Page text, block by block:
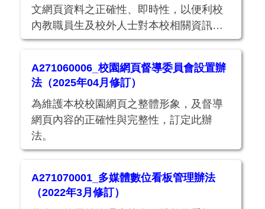
文網頁資料之正確性、即時性，以便利校
內教職員生及校外人士對本校相關資訊之
取得，訂定此辦法。
A271060006_校園網頁督導委員會設置辦
法（2025年04月修訂）
為維護本校校園網頁之整體形象，及督導
網頁內容的正確性與完整性，訂定此辦
法。
A271070001_多媒體數位看板管理辦法
（2022年3月修訂）